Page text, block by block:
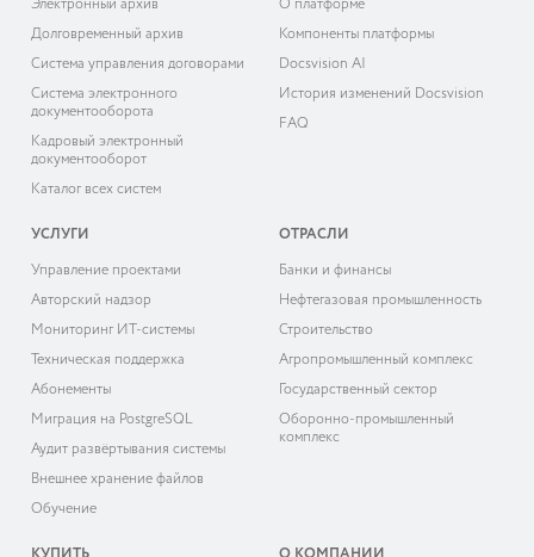
Электронный архив
Долговременный архив
Система управления договорами
Система электронного
документооборота
Кадровый электронный
документооборот
Каталог всех систем
О платформе
Компоненты платформы
Docsvision AI
История изменений Docsvision
FAQ
УСЛУГИ
Управление проектами
Авторский надзор
Мониторинг ИТ-системы
Техническая поддержка
Абонементы
Миграция на PostgreSQL
Аудит развёртывания системы
Внешнее хранение файлов
Обучение
ОТРАСЛИ
Банки и финансы
Нефтегазовая промышленность
Строительство
Агропромышленный комплекс
Государственный сектор
Оборонно-промышленный
комплекс